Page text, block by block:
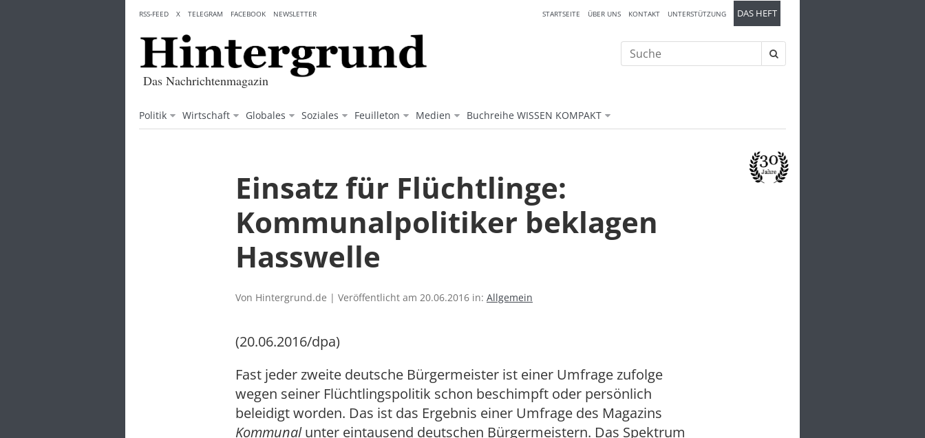
content
Das Nachrichtenmagazin
Politik Wirtschaft Globales Soziales Feuilleton Medien Buchreihe WISSEN KOMPAKT
STARTSEITE ÜBER UNS KONTAKT UNTERSTÜTZUNG DAS HEFT
RSS-FEED X TELEGRAM FACEBOOK NEWSLETTER
Suche
nach:
Einsatz für Flüchtlinge:
Kommunalpolitiker beklagen
Hasswelle
Von Hintergrund.de | Veröffentlicht am 20.06.2016 in: Allgemein
(20.06.2016/dpa)
Fast jeder zweite deutsche Bürgermeister ist einer Umfrage zufolge
wegen seiner Flüchtlingspolitik schon beschimpft oder persönlich
beleidigt worden. Das ist das Ergebnis einer Umfrage des Magazins
Kommunalunter eintausend deutschen Bürgermeistern. Das Spektrum